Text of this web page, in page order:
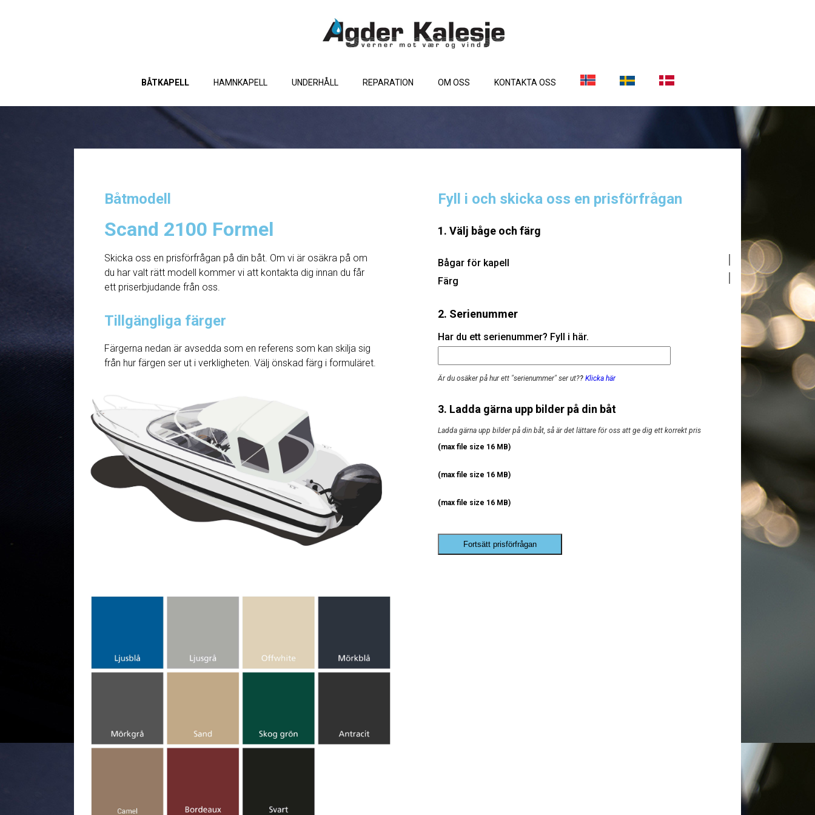
BÅTKAPELL HAMNKAPELL UNDERHÅLL REPARATION OM OSS KONTAKTA OSS
Båtmodell
Scand 2100 Formel
Skicka oss en prisförfrågan på din båt. Om vi ​​är osäkra på om
du har valt rätt modell kommer vi att kontakta dig innan du får
ett priserbjudande från oss.
Tillgängliga färger
Färgerna nedan är avsedda som en referens som kan skilja sig
från hur färgen ser ut i verkligheten. Välj önskad färg i formuläret.
Fyll i och skicka oss en prisförfrågan
1. Välj båge och färg
Bågar för kapell
Färg
2. Serienummer
Har du ett serienummer? Fyll i här.
Är du osäker på hur ett "serienummer" ser ut?? Klicka här
3. Ladda gärna upp bilder på din båt
Ladda gärna upp bilder på din båt, så är det lättare för oss att ge dig ett korrekt pris
(max file size 16 MB)
(max file size 16 MB)
(max file size 16 MB)
Fortsätt prisförfrågan